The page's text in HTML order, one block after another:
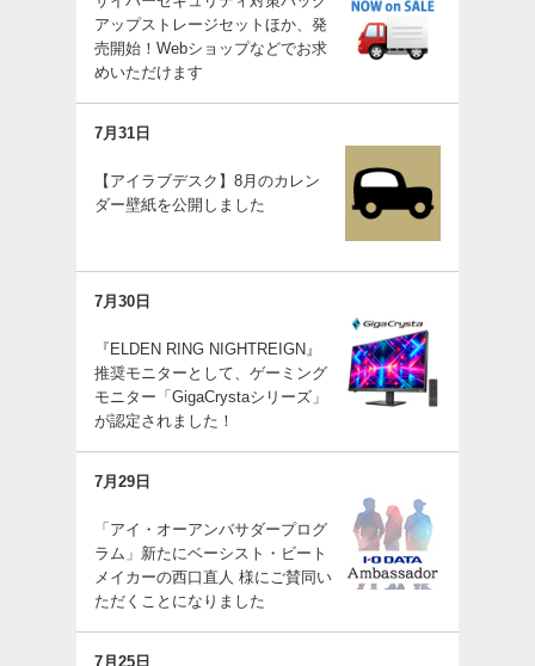
アップストレージセットほか、発
売開始！Webショップなどでお求
めいただけます
7月31日
【アイラブデスク】8月のカレン
ダー壁紙を公開しました
7月30日
『ELDEN RING NIGHTREIGN』
推奨モニターとして、ゲーミング
モニター「GigaCrystaシリーズ」
が認定されました！
7月29日
「アイ・オーアンバサダープログ
ラム」新たにベーシスト・ビート
メイカーの西口直人 様にご賛同い
ただくことになりました
7月25日